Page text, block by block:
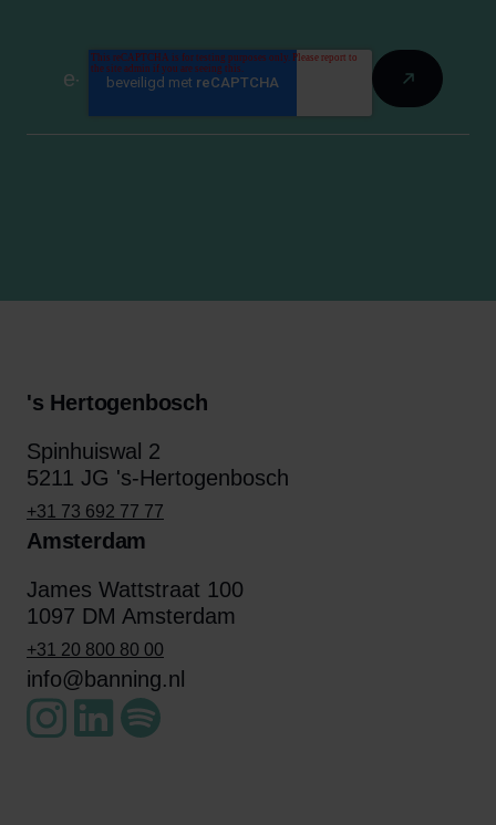
's Hertogenbosch
Spinhuiswal 2
5211 JG 's-Hertogenbosch
+31 73 692 77 77
Amsterdam
James Wattstraat 100
1097 DM Amsterdam
+31 20 800 80 00
info@banning.nl